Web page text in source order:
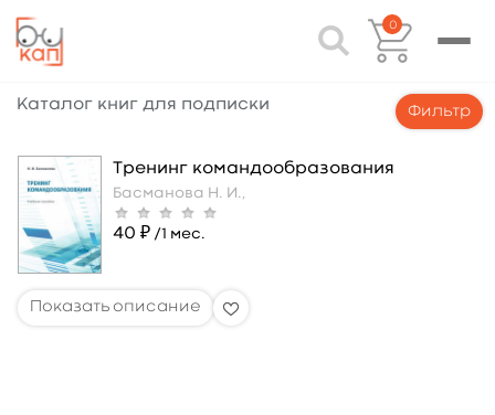
0
Каталог книг для подписки Фильтр
Тренинг командообразования
Басманова Н. И.,
40 ₽ /1 мес.